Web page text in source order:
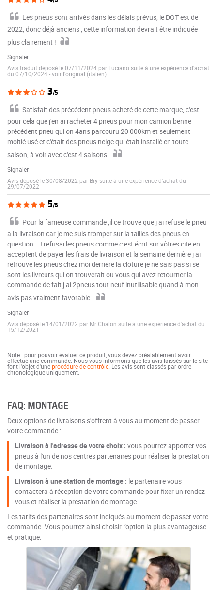
Les pneus sont arrivés dans les délais prévus, le DOT est de
2022, donc déjà anciens ; cette information devrait être indiquée
plus clairement !
Signaler
Avis traduit déposé le 07/11/2024 par Luciano suite à une expérience d'achat
du 07/10/2024-voir l'original (italien)
3/5
Satisfait des précédent pneus acheté de cette marque, c'est
pour cela que j'en ai racheter 4 pneus pour mon camion benne
précédent pneu qui on 4ans parcouru 20 000km et seulement
moitié usé et c'était des pneus neige qui était installé en toute
saison, à voir avec c'est 4 saisons.
Signaler
Avis déposé le 30/08/2022 par Bry suite à une expérience d'achat du
29/07/2022
5/5
Pour la fameuse commande ,il ce trouve que j ai refuse le pneu
a la livraison car je me suis tromper sur la tailles des pneus en
question . J refusai les pneus comme c est écrit sur vôtres cite en
acceptent de payer les frais de livraison et la semaine dernière j ai
retrouvé les pneus chez moi derrière la clôture je ne sais pas si se
sont les livreurs qui on trouverait ou vous qui avez retourner la
commande de fait j ai 2pneus tout neuf inutilisable quand à mon
avis pas vraiment favorable.
Signaler
Avis déposé le 14/01/2022 par Mr Chalon suite à une expérience d'achat du
15/12/2021
Note : pour pouvoir évaluer ce produit, vous devez préalablement avoir
effectué une commande. Nous vous informons que les avis laissés sur le site
font l'objet d'uneprocédure de contrôle . Les avis sont classés par ordre
chronologique uniquement.
FAQ: MONTAGE
Deux options de livraisons s'offrent à vous au moment de passer
votre commande :
Livraison à l'adresse de votre choix : vous pourrez apporter vos
pneus à l'un de nos centres partenaires pour réaliser la prestation
de montage.
Livraison à une station de montage : le partenaire vous
contactera à réception de votre commande pour fixer un rendez-
vous et réaliser la prestation de montage.
Les tarifs des partenaires sont indiqués au moment de passer votre
commande. Vous pourrez ainsi choisir l’option la plus avantageuse
et pratique.